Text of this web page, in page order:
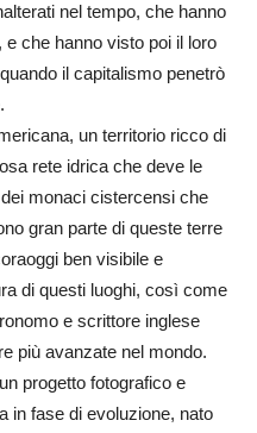
nel tempo, che hanno
che hanno visto poi il loro
il capitalismo penetrò
un territorio ricco di
rete idrica che deve le
monaci cistercensi che
gran parte di queste terre
ben visibile e
di questi luoghi, così come
e scrittore inglese
più avanzate nel mondo.
progetto fotografico e
in fase di evoluzione, nato